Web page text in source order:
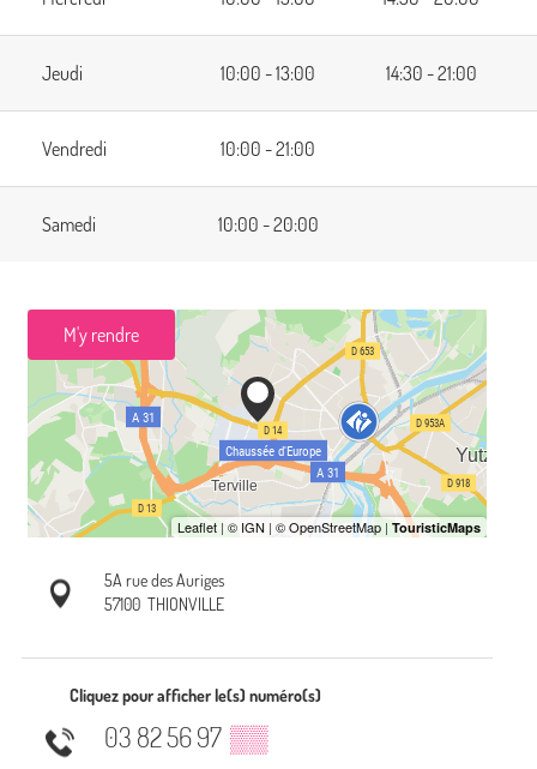
Jeudi 10:00 - 13:00 14:30 - 21:00
Vendredi 10:00 - 21:00
Samedi 10:00 - 20:00
M'y rendre
5A rue des Auriges
57100 THIONVILLE
Cliquez pour afficher le(s) numéro(s)
03 82 56 97 ▒▒